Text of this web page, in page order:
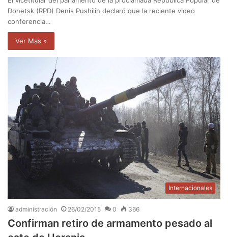
Donetsk (RPD) Denis Pushilin declaró que la reciente video
conferencia…
Ver Mas »
Internacionales
administración 26/02/2015 0 366
Confirman retiro de armamento pesado al